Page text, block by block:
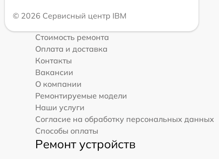
© 2026 Сервисный центр IBM
Стоимость ремонта
Оплата и доставка
Контакты
Вакансии
О компании
Ремонтируемые модели
Наши услуги
Согласие на обработку персональных данных
Способы оплаты
Ремонт устройств